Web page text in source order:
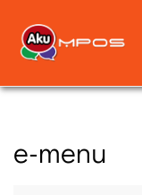
e-menu